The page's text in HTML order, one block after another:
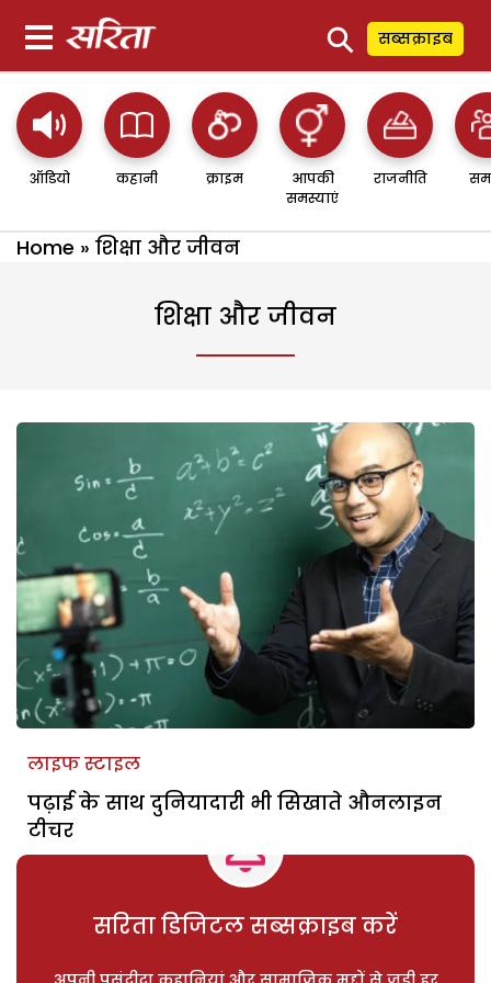
⚲ सब्सक्राइब
ऑडियो कहानी क्राइम
आपकी
समस्याएं
राजनीति
Home » शिक्षा और जीवन
शिक्षा और जीवन
लाइफ स्टाइल
पढ़ाई के साथ दुनियादारी भी सिखाते औनलाइन
टीचर
सरिता डिजिटल सब्सक्राइब करें